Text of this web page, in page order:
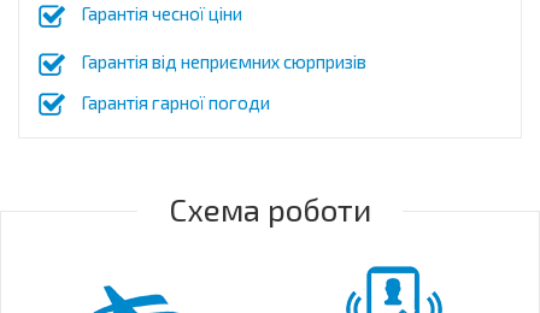
Гарантія чесної ціни
Гарантія від неприємних сюрпризів
Гарантія гарної погоди
Схема роботи